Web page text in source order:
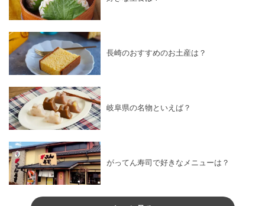
長崎のおすすめのお土産は？
岐阜県の名物といえば？
がってん寿司で好きなメニューは？